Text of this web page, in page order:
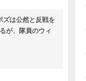
ズは公然と反戦を
が、隊員のウィ